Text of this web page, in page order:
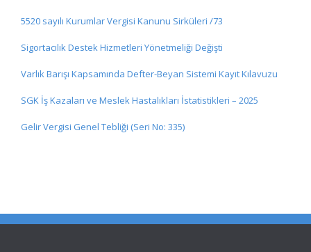
5520 sayılı Kurumlar Vergisi Kanunu Sirküleri /73
Sigortacılık Destek Hizmetleri Yönetmeliği Değişti
Varlık Barışı Kapsamında Defter-Beyan Sistemi Kayıt Kılavuzu
SGK İş Kazaları ve Meslek Hastalıkları İstatistikleri – 2025
Gelir Vergisi Genel Tebliği (Seri No: 335)